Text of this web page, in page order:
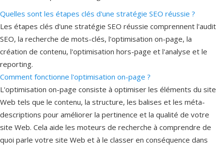
Quelles sont les étapes clés d'une stratégie SEO réussie ?
Les étapes clés d'une stratégie SEO réussie comprennent l'audit
SEO, la recherche de mots-clés, l'optimisation on-page, la
création de contenu, l'optimisation hors-page et l'analyse et le
reporting.
Comment fonctionne l'optimisation on-page ?
L'optimisation on-page consiste à optimiser les éléments du site
Web tels que le contenu, la structure, les balises et les méta-
descriptions pour améliorer la pertinence et la qualité de votre
site Web. Cela aide les moteurs de recherche à comprendre de
quoi parle votre site Web et à le classer en conséquence dans